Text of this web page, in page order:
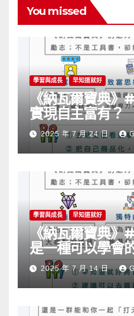
You missed
學習與成長 早知道就好
《納瓦爾寶典》
實現自主富有？
2025 年 7 月 24 日
學習與成長 早知道就好
《納瓦爾寶典》
是一種可以學會
2025 年 7 月 14 日